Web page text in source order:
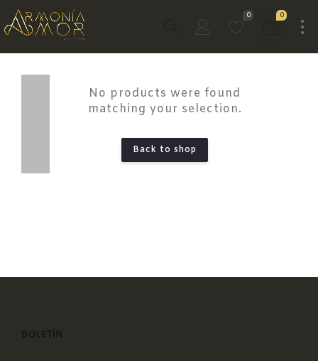
0
0
No products were found
matching your selection.
Back to shop